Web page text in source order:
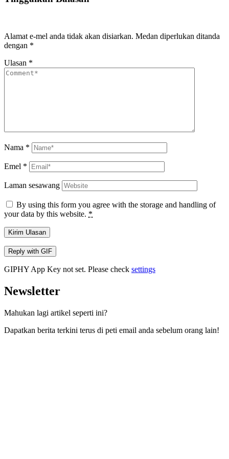
Alamat e-mel anda tidak akan disiarkan. Medan diperlukan ditanda
dengan *
Ulasan *
Nama *
Emel *
Laman sesawang
By using this form you agree with the storage and handling of
your data by this website. *
Kirim Ulasan
Reply with GIF
GIPHY App Key not set. Please check settings
Newsletter
Mahukan lagi artikel seperti ini?
Dapatkan berita terkini terus di peti email anda sebelum orang lain!